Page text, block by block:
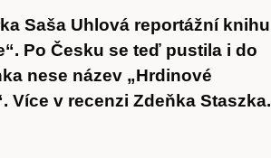
Saša Uhlová reportážní knihu
Po Česku se teď pustila i do
nese název „Hrdinové
Více v recenzi Zdeňka Staszka.